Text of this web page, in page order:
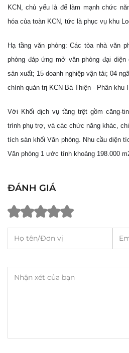
KCN, chủ yếu là để làm mạnh chức
hóa của toàn KCN, tức là phục vụ khu
Hạ tầng văn phòng: Các tòa nhà văn
phòng đáp ứng mở văn phòng đại diện
sản xuất; 15 doanh nghiệp vận tải; 04
chính quản trị KCN Bá Thiện - Phân khu
Với Khối dịch vụ tầng trệt gồm căng-
trình phụ trợ, và các chức năng khác,
tích sàn khối Văn phòng. Nhu cầu diện
Văn phòng 1 ước tính khoảng 198.000
ĐÁNH GIÁ